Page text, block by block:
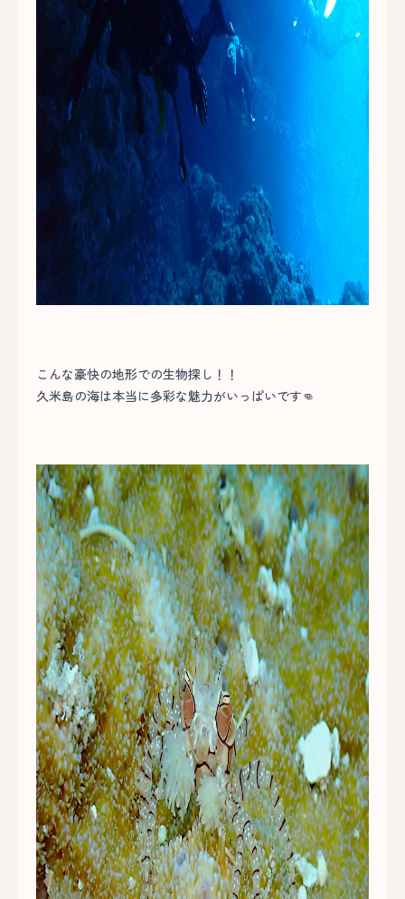
こんな豪快の地形での生物探し！！
久米島の海は本当に多彩な魅力がいっぱいです👊